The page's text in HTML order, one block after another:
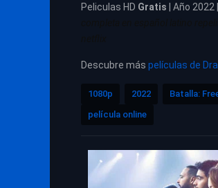
Peliculas HD Gratis | Año
Descubre más películas de
1080p 2022 Batalla:
película online